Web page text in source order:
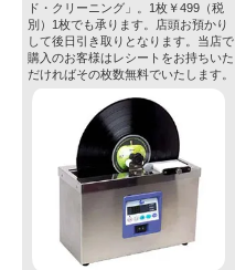
ド・クリーニング」。1枚￥499（税
別）1枚でも承ります。店頭お預かり
して後日引き取りとなります。当店で
購入のお客様はレシートをお持ちいた
だければその枚数無料でいたします。